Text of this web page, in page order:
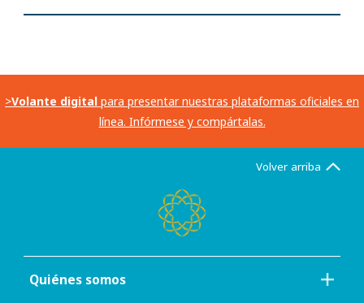
>Volante digital para presentar nuestras plataformas oficiales en
línea. Infórmese y compártalas.
Volver arriba
Quiénes somos